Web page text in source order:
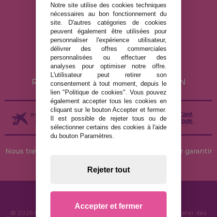
MENTIONS LÉGALES
POLITIQUE DE CONFIDENTIALITÉ
POLITIQUE DE COOKIES
LIVRAISON ET RETOUR
RETOURS / DROIT DE RÉTRACTATION
Nous travaillons avec des stocks permanents pour garantir
© 2026 MaisonDesPuzzles.fr - Boutique en ligne pour acheter des
Notre site utilise des cookies techniques
nécessaires au bon fonctionnement du
site. D'autres catégories de cookies
peuvent également être utilisées pour
personnaliser l'expérience utilisateur,
délivrer des offres commerciales
personnalisées ou effectuer des
analyses pour optimiser notre offre.
L'utilisateur peut retirer son
consentement à tout moment, depuis le
lien "Politique de cookies". Vous pouvez
également accepter tous les cookies en
cliquant sur le bouton Accepter et fermer.
Il est possible de rejeter tous ou de
sélectionner certains des cookies à l'aide
du bouton Paramètres.
Rejeter tout
Accepter et fermer